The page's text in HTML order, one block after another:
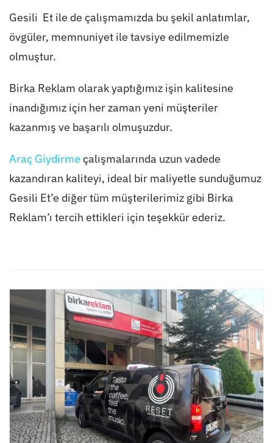
Gesili Et ile de çalışmamızda bu şekil anlatımlar,
övgüler, memnuniyet ile tavsiye edilmemizle
olmuştur.
Birka Reklam olarak yaptığımız işin kalitesine
inandığımız için her zaman yeni müşteriler
kazanmış ve başarılı olmuşuzdur.
Araç Giydirme çalışmalarında uzun vadede
kazandıran kaliteyi, ideal bir maliyetle sunduğumuz
Gesili Et’e diğer tüm müşterilerimiz gibi Birka
Reklam’ı tercih ettikleri için teşekkür ederiz.